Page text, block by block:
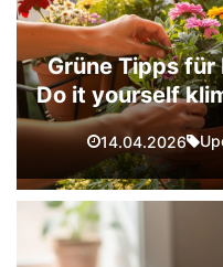
Grüne Tipps für
Do it yourself
14.04.2026